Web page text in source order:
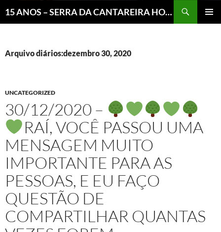
15 ANOS – SERRA DA CANTAREIRA HOJE E COTIDIANO DO BRASIL E DO MUNDO
Arquivo diários:dezembro 30, 2020
UNCATEGORIZED
30/12/2020 –
RAÍ, VOCÊ PASSOU UMA
MENSAGEM MUITO
IMPORTANTE PARA AS
PESSOAS, E EU FAÇO
QUESTÃO DE
COMPARTILHAR QUANTAS